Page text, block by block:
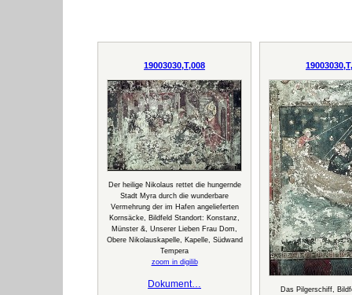
19003030,T,008
Der heilige Nikolaus rettet die hungernde
Stadt Myra durch die wunderbare
Vermehrung der im Hafen angelieferten
Kornsäcke, Bildfeld Standort: Konstanz,
Münster &, Unserer Lieben Frau Dom,
Obere Nikolauskapelle, Kapelle, Südwand
Tempera
zoom in digilib
Dokument…
Das Pilgerschiff,